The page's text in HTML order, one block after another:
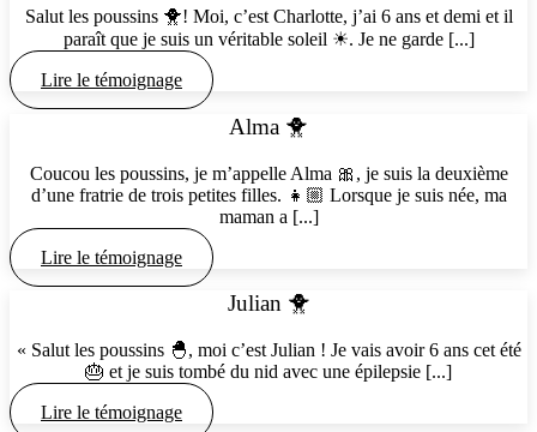
Salut les poussins 🐥! Moi, c’est Charlotte, j’ai 6 ans et demi et il
paraît que je suis un véritable soleil ☀. Je ne garde [...]
Lire le témoignage
Alma 🐥
Coucou les poussins, je m’appelle Alma 🎀, je suis la deuxième
d’une fratrie de trois petites filles. 👧🏼 Lorsque je suis née, ma
maman a [...]
Lire le témoignage
Julian 🐥
« Salut les poussins 🐣, moi c’est Julian ! Je vais avoir 6 ans cet été
🎂 et je suis tombé du nid avec une épilepsie [...]
Lire le témoignage